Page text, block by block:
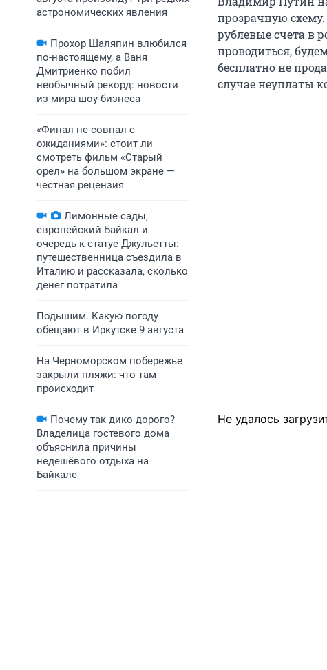
астрономических явления
Прохор Шаляпин влюбился
по-настоящему, а Ваня
Дмитриенко побил
необычный рекорд: новости
из мира шоу-бизнеса
«Финал не совпал с
ожиданиями»: стоит ли
смотреть фильм «Старый
орел» на большом экране —
честная рецензия
Лимонные сады,
европейский Байкал и
очередь к статуе Джульетты:
путешественница съездила в
Италию и рассказала, сколько
денег потратила
Подышим. Какую погоду
обещают в Иркутске 9 августа
На Черноморском побережье
закрыли пляжи: что там
происходит
Почему так дико дорого?
Владелица гостевого дома
объяснила причины
недешёвого отдыха на
Байкале
прозрачную
рублевые счета в
проводиться,
бесплатно не
случае неуплаты
Не удалось